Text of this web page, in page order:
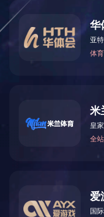
万仁药业：万